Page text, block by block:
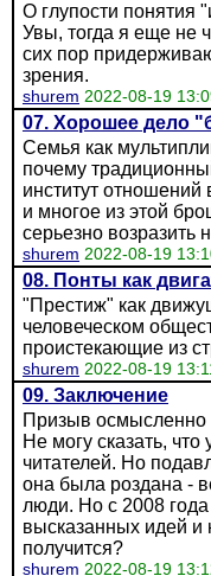
О глупости понятия
Увы, тогда я еще не
сих пор
зрения.
shurem 2022-08-19
07. Хорошее дело
Семья как
почему
институт
и многое из этой
серьезно возразить
shurem 2022-08-19
08. Понты как
"Престиж" как
человеческом
проистекающие из
shurem 2022-08-19
09. Заключение
Призыв осмысленно
Не могу сказать,
читателей. Но
она была роздана -
люди. Но с 2008 года
высказанных идей
получится?
shurem 2022-08-19